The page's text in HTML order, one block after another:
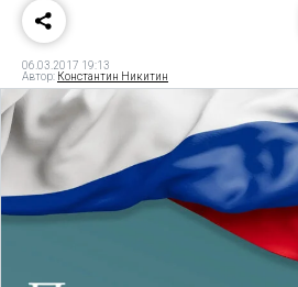
06.03.2017 19:13
Автор: Константин Никитин